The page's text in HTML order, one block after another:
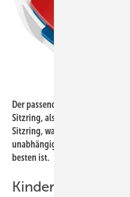
Der passende WC-Sitz ist in
Sitzring, als Kombination aus
Sitzring, wahlweise mit und
unabhängig vom Alter, selbst
besten ist.
Kindern die